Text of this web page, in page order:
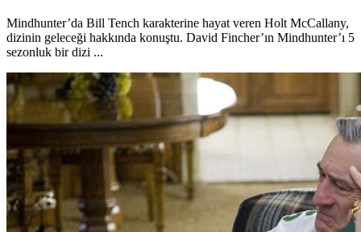
Mindhunter’da Bill Tench karakterine hayat veren Holt McCallany,
dizinin geleceği hakkında konuştu. David Fincher’ın Mindhunter’ı 5
sezonluk bir dizi ...